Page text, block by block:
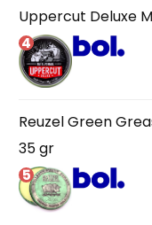
Uppercut Deluxe
4
Reuzel Green
35 gr
5